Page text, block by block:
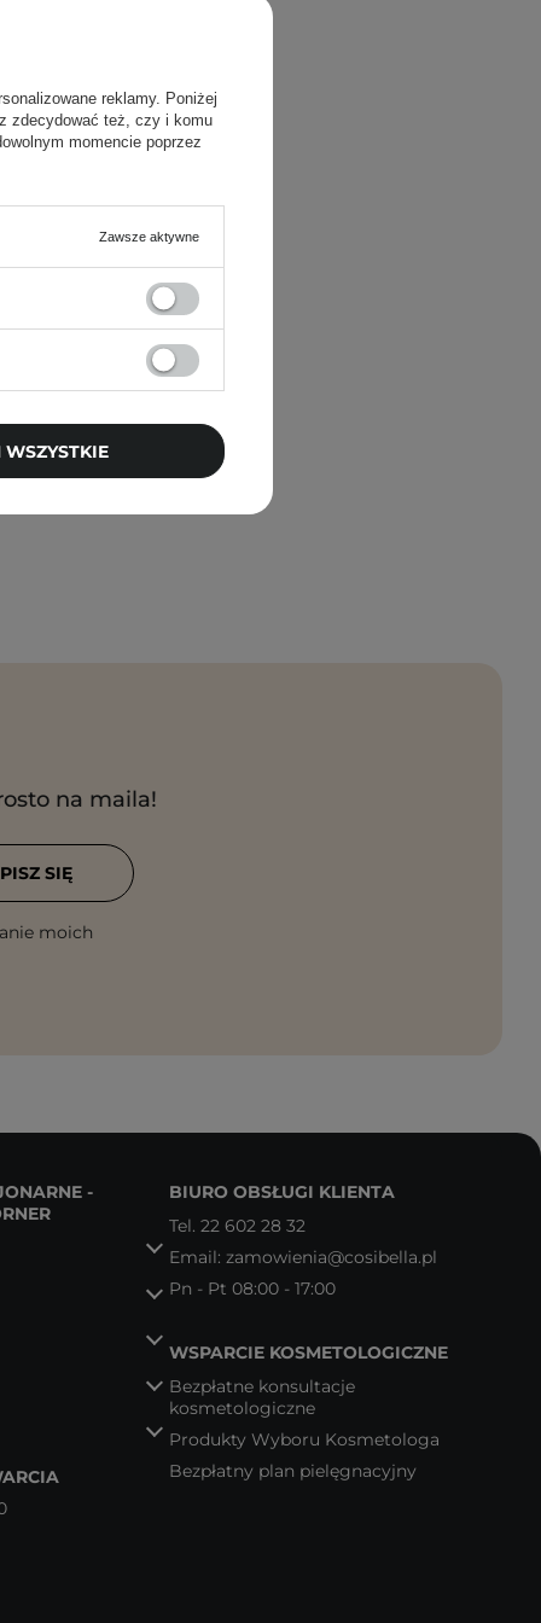
na maila!
moich
SIĘ
-
BIURO OBSŁUGI KLIENTA
Tel. 22 602 28 32
Email: zamowienia@cosibella.pl
Pn - Pt 08:00 - 17:00
WSPARCIE KOSMETOLOGICZNE
Bezpłatne konsultacje
kosmetologiczne
Produkty Wyboru Kosmetologa
Bezpłatny plan pielęgnacyjny
reklamy. Poniżej
zdecydować też, czy i komu
momencie poprzez
Zawsze aktywne